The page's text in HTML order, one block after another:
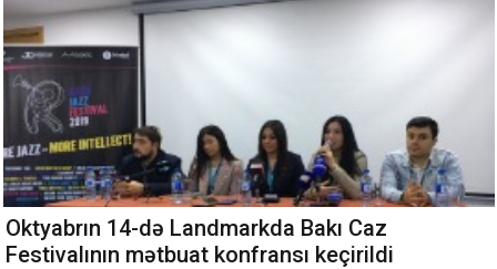
Oktyabrın 14-də Landmarkda Bakı Caz
Festivalının mətbuat konfransı keçirildi